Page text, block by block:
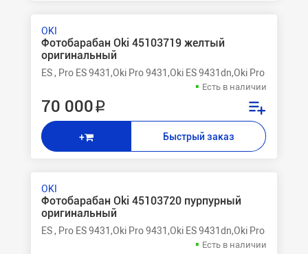
OKI
Фотобарабан Oki 45103719 желтый
оригинальный
ES , Pro ES 9431,Oki Pro 9431,Oki ES 9431dn,Oki Pro
Есть в наличии
70 000 ₽
+ Быстрый заказ
OKI
Фотобарабан Oki 45103720 пурпурный
оригинальный
ES , Pro ES 9431,Oki Pro 9431,Oki ES 9431dn,Oki Pro
Есть в наличии